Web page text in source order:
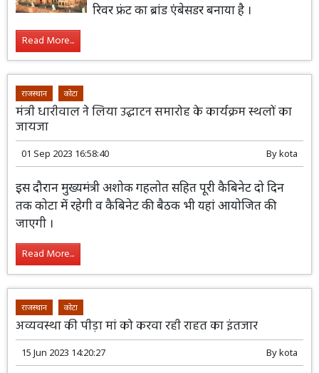
बॉलीवुड सितारे रणवीर सिंह और दीपिका
Read More...
राजस्थान
मंत्री धारीवाल ने लिया उद्घाटन समारोह के कार्यक्रम स्थलों का
जायजा
01 Sep 2023 16:58:40 Bykota
Read More...
राजस्थान कोटा
अव्यवस्था की पीड़ा मां को करवा रही राहत का इंतजार